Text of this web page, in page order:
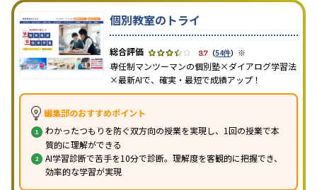
個別教室のトライ
3.7 （54件） ※
専任制マンツーマンの個別塾×ダイアログ学習法
×最新AIで、確実・最短で成績アップ！
編集部のおすすめポイント
わかったつもりを防ぐ双方向の授業を実現し、1回の授業で本
質的に理解ができる
AI学習診断で苦手を10分で診断。理解度を客観的に把握でき、
効率的な学習が実現